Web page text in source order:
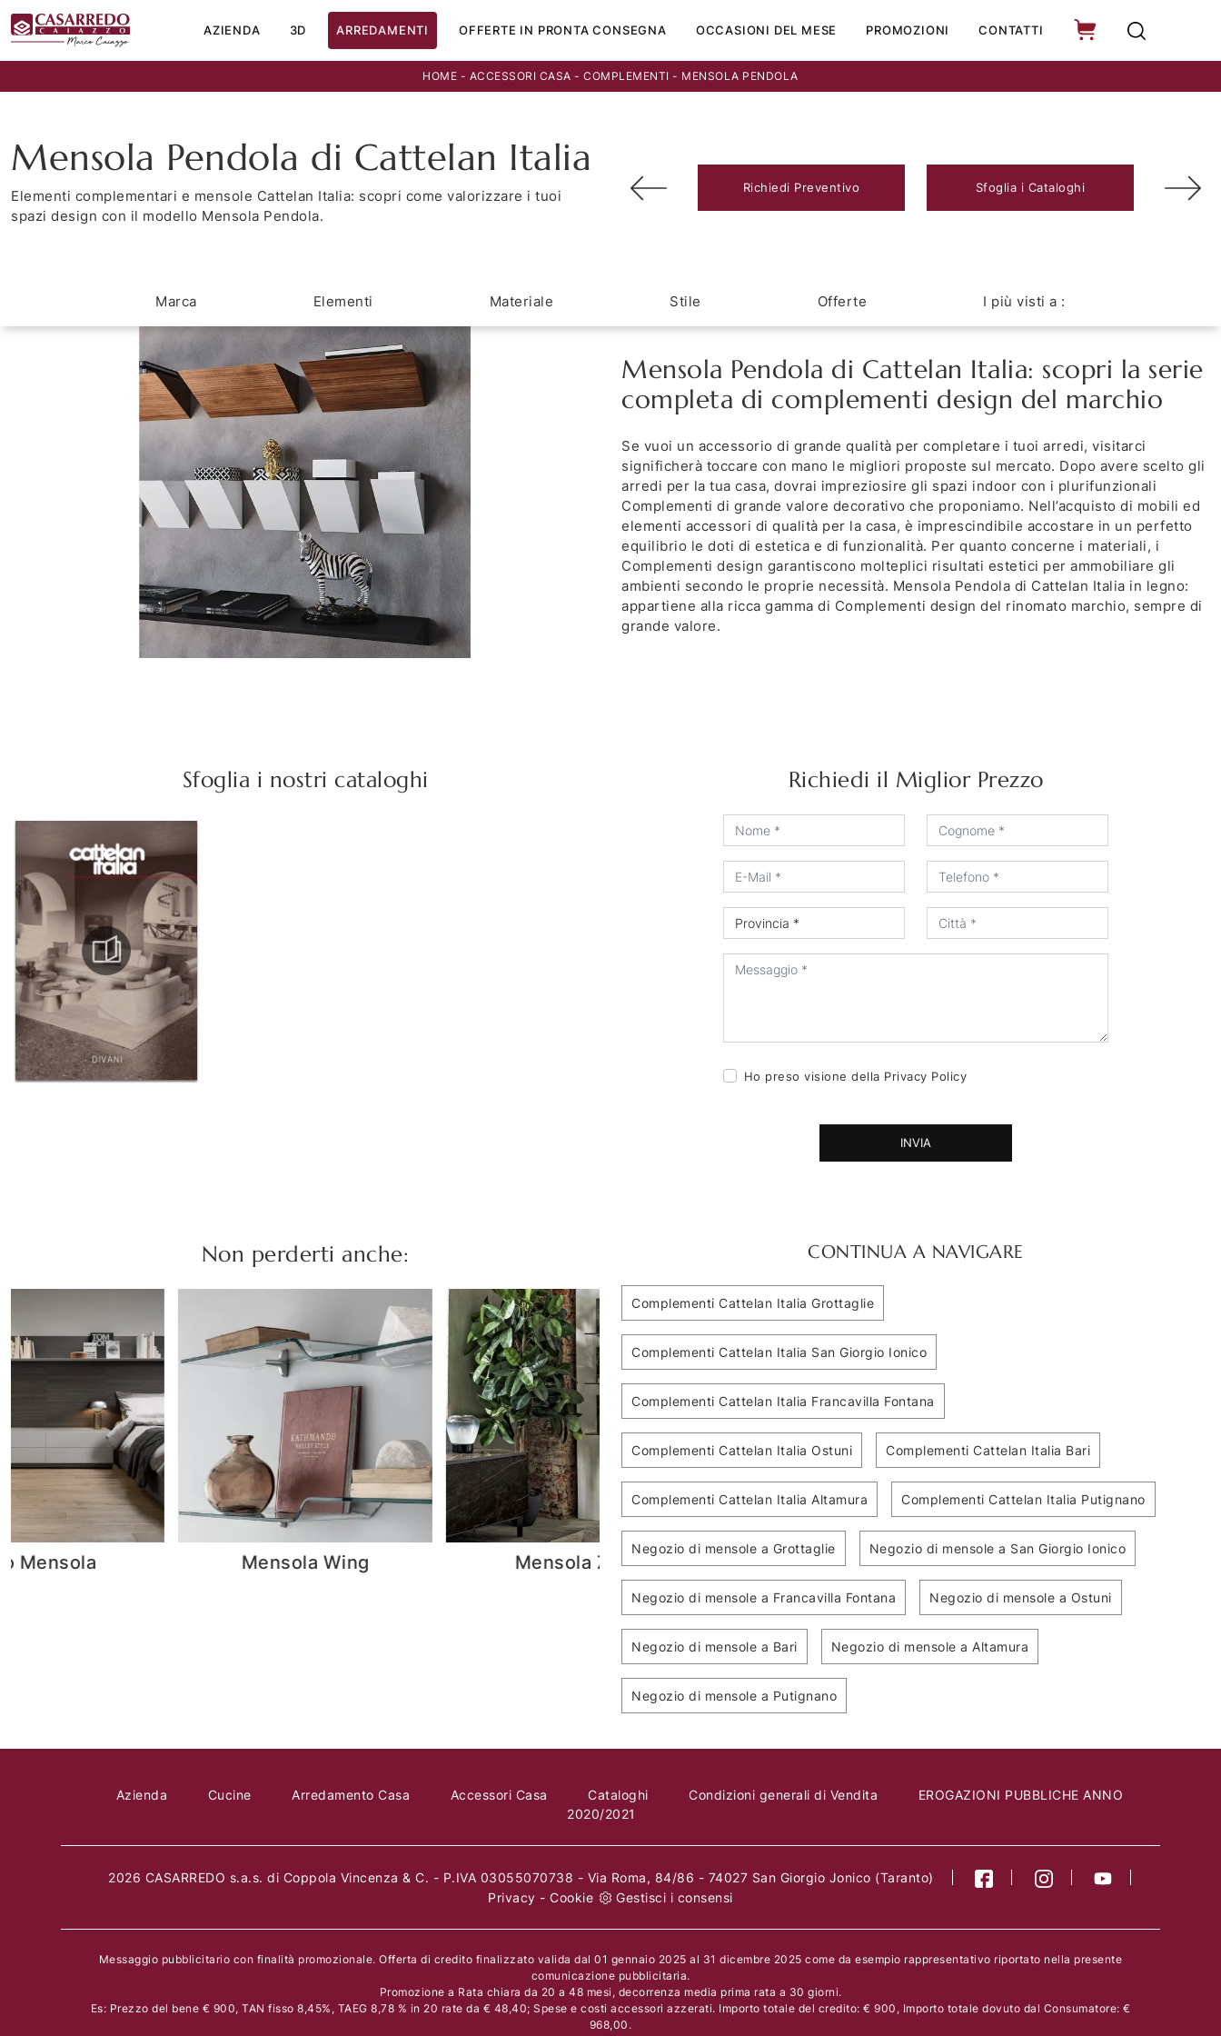
AZIENDA 3D ARREDAMENTI OFFERTE IN PRONTA CONSEGNA OCCASIONI DEL MESE PROMOZIONI CONTATTI
HOME - ACCESSORI CASA -COMPLEMENTI - MENSOLA PENDOLA
Mensola Pendola di Cattelan Italia
Elementi complementari e mensole Cattelan Italia: scopri come valorizzare i tuoi
spazi design con il modello Mensola Pendola.
Richiedi Preventivo Sfoglia i Cataloghi
Marca Elementi Materiale Stile Offerte I più visti a :
Mensola Pendola di Cattelan Italia: scopri la serie
completa di complementi design del marchio
Se vuoi un accessorio di grande qualità per completare i tuoi arredi, visitarci
significherà toccare con mano le migliori proposte sul mercato. Dopo avere scelto gli
arredi per la tua casa, dovrai impreziosire gli spazi indoor con i plurifunzionali
Complementi di grande valore decorativo che proponiamo. Nell’acquisto di mobili ed
elementi accessori di qualità per la casa, è imprescindibile accostare in un perfetto
equilibrio le doti di estetica e di funzionalità. Per quanto concerne i materiali, i
Complementi design garantiscono molteplici risultati estetici per ammobiliare gli
ambienti secondo le proprie necessità. Mensola Pendola di Cattelan Italia in legno:
appartiene alla ricca gamma di Complementi design del rinomato marchio, sempre di
grande valore.
Sfoglia i nostri cataloghi Richiedi il Miglior Prezzo
Ho preso visione della Privacy Policy
INVIA
Non perderti anche:
Wing Mensola Zen MENSOLA SFOGLIA MOGG Duo Mensola Mensola Wing
CONTINUA A NAVIGARE
Complementi Cattelan Italia Grottaglie
Complementi Cattelan Italia San Giorgio Ionico
Complementi Cattelan Italia Francavilla Fontana
Complementi Cattelan Italia Ostuni Complementi Cattelan Italia Bari
Complementi Cattelan Italia Altamura Complementi Cattelan Italia Putignano
Negozio di mensole a Grottaglie Negozio di mensole a San Giorgio Ionico
Negozio di mensole a Francavilla Fontana Negozio di mensole a Ostuni
Negozio di mensole a Bari Negozio di mensole a Altamura
Negozio di mensole a Putignano
Azienda Cucine Arredamento Casa Accessori Casa Cataloghi Condizioni generali di Vendita
EROGAZIONI PUBBLICHE ANNO
2020/2021
2026 CASARREDO s.a.s. di Coppola Vincenza & C. - P.IVA 03055070738 - Via Roma, 84/86 - 74027 San Giorgio Jonico (Taranto)
Privacy -Cookie Gestisci i consensi
Messaggio pubblicitario con finalità promozionale. Offerta di credito finalizzato valida dal 01 gennaio 2025 al 31 dicembre 2025 come da esempio rappresentativo riportato nella presente
comunicazione pubblicitaria.
Promozione a Rata chiara da 20 a 48 mesi, decorrenza media prima rata a 30 giorni.
Es: Prezzo del bene € 900, TAN fisso 8,45%, TAEG 8,78 % in 20 rate da € 48,40; Spese e costi accessori azzerati. Importo totale del credito: € 900, Importo totale dovuto dal Consumatore: €
968,00.